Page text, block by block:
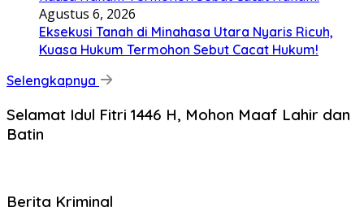
Agustus 6, 2026
Eksekusi Tanah di Minahasa Utara Nyaris Ricuh,
Kuasa Hukum Termohon Sebut Cacat Hukum!
Selengkapnya
Selamat Idul Fitri 1446 H, Mohon Maaf Lahir dan
Batin
Berita Kriminal